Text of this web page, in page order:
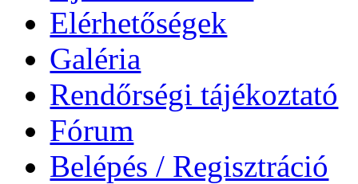
Elérhetőségek
Galéria
Rendőrségi tájékoztató
Fórum
Belépés / Regisztráció